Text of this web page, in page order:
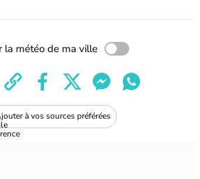
la météo de ma ville
à vos sources préférées